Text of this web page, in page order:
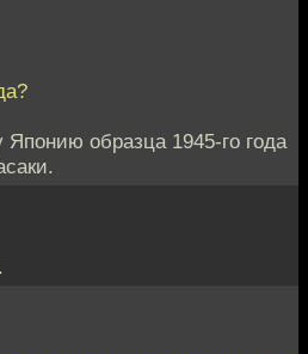
образца 1945-го года